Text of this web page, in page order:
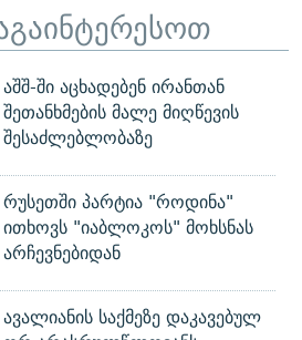
აშშ-ში აცხადებენ ირანთან
შეთანხმების მალე მიღწევის
შესაძლებლობაზე
რუსეთში პარტია "როდინა"
ითხოვს "იაბლოკოს" მოხსნას
არჩევნებიდან
ავალიანის საქმეზე დაკავებულ